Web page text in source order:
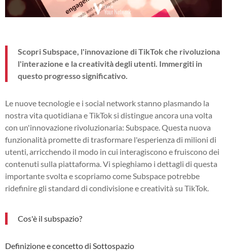
Scopri Subspace, l'innovazione di TikTok che rivoluziona
l'interazione e la creatività degli utenti. Immergiti in
questo progresso significativo.
Le nuove tecnologie e i social network stanno plasmando la
nostra vita quotidiana e TikTok si distingue ancora una volta
con un'innovazione rivoluzionaria: Subspace. Questa nuova
funzionalità promette di trasformare l'esperienza di milioni di
utenti, arricchendo il modo in cui interagiscono e fruiscono dei
contenuti sulla piattaforma. Vi spieghiamo i dettagli di questa
importante svolta e scopriamo come Subspace potrebbe
ridefinire gli standard di condivisione e creatività su TikTok.
Cos'è il subspazio?
Definizione e concetto di Sottospazio